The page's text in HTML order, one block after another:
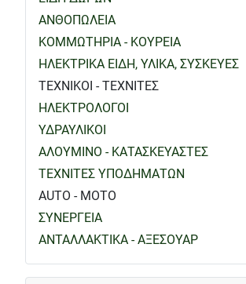
ΑΝΘΟΠΩΛΕΙΑ
ΚΟΜΜΩΤΗΡΙΑ - ΚΟΥΡΕΙΑ
ΗΛΕΚΤΡΙΚΑ ΕΙΔΗ, ΥΛΙΚΑ, ΣΥΣΚΕΥΕΣ
ΤΕΧΝΙΚΟΙ - ΤΕΧΝΙΤΕΣ
ΗΛΕΚΤΡΟΛΟΓΟΙ
ΥΔΡΑΥΛΙΚΟΙ
ΑΛΟΥΜΙΝΟ - ΚΑΤΑΣΚΕΥΑΣΤΕΣ
ΤΕΧΝΙΤΕΣ ΥΠΟΔΗΜΑΤΩΝ
AUTO - MOTO
ΣΥΝΕΡΓΕΙΑ
ΑΝΤΑΛΛΑΚΤΙΚΑ - ΑΞΕΣΟΥΑΡ